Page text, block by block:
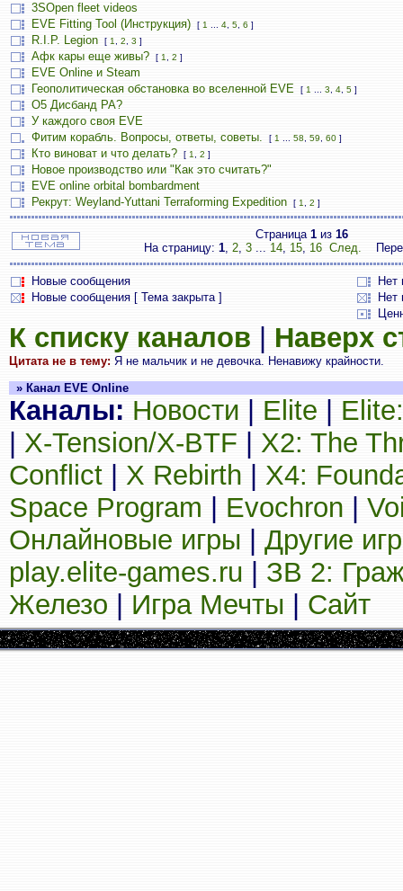
3SOpen fleet videos
EVE Fitting Tool (Инструкция)
[ 1 4 5 6 ]
R.I.P. Legion [ 1 2 3 ]
Афк кары еще живы? [ 1 2 ]
EVE Online и Steam
Геополитическая обстановка во вселенной EVE
[ 1 3 4 5 ]
О5 Дисбанд РА?
У каждого своя EVE
Фитим корабль. Вопросы, ответы, советы.
[ 1 58 59 60 ]
Кто виноват и что делать? [ 1 2 ]
Новое производство или "Как это считать?"
EVE online orbital bombardment
Рекрут: Weyland-Yuttani Terraforming Expedition
[ 1 2 ]
Страница 1из 16
На страницу: 1, 2, 3 ... 14, 15, 16 След.
Новые сообщения
Нет
Новые сообщения [ Тема закрыта ]
Нет
К списку каналов Наверх
Цитата не в тему: Я не мальчик и не девочка. Hенавижy кpайности.
» Канал EVE Online
Каналы: Новости Elite
X-Tension/X-BTF
X2: The
Conflict
X Rebirth
X4:
Space Program
Evochron
Онлайновые игры
Другие
play.elite-games.ru
ЗВ 2:
Железо
Игра Мечты Сайт